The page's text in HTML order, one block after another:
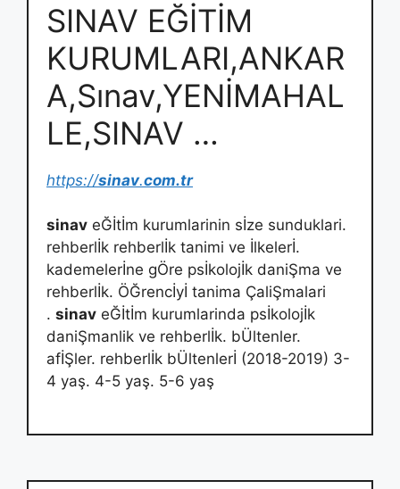
SINAV EĞİTİM
KURUMLARI,ANKAR
A,Sınav,YENİMAHAL
LE,SINAV …
https://sinav.com.tr
sinav eĞİtİm kurumlarinin sİze sunduklari.
rehberlİk rehberlİk tanimi ve İlkelerİ.
kademelerİne gÖre psİkolojİk daniŞma ve
rehberlİk. ÖĞrencİyİ tanima ÇaliŞmalari
. sinav eĞİtİm kurumlarinda psİkolojİk
daniŞmanlik ve rehberlİk. bÜltenler.
afİŞler. rehberlİk bÜltenlerİ (2018-2019) 3-
4 yaş. 4-5 yaş. 5-6 yaş